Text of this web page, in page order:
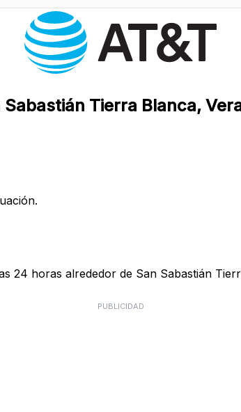
Tierra Blanca,
24 horas alrededor de San Sabastián
PUBLICIDAD